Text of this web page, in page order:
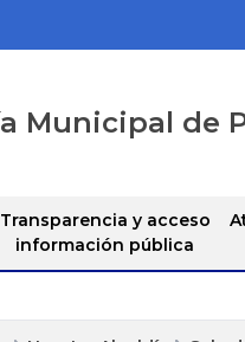
Municipal de
Transparencia y acceso
información pública